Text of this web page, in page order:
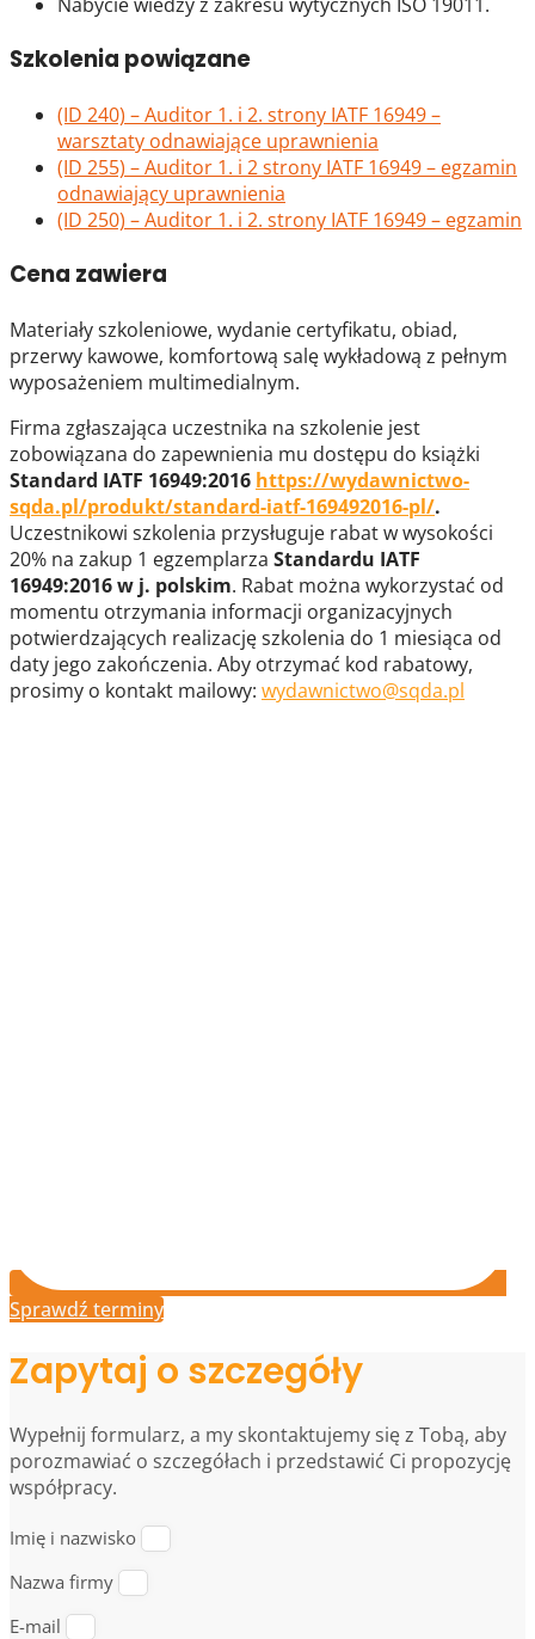
Szkolenia powiązane
(ID 240) – Auditor 1. i 2. strony IATF 16949 –
warsztaty odnawiające uprawnienia
(ID 255) – Auditor 1. i 2 strony IATF 16949 – egzamin
odnawiający uprawnienia
(ID 250) – Auditor 1. i 2. strony IATF 16949 – egzamin
Cena zawiera
Materiały szkoleniowe, wydanie certyfikatu, obiad,
przerwy kawowe, komfortową salę wykładową z pełnym
wyposażeniem multimedialnym.
Firma zgłaszająca uczestnika na szkolenie jest
zobowiązana do zapewnienia mu dostępu do książki
Standard IATF 16949:2016 https://wydawnictwo-
sqda.pl/produkt/standard-iatf-169492016-pl/.
Uczestnikowi szkolenia przysługuje rabat w wysokości
20% na zakup 1 egzemplarza Standardu IATF
16949:2016w j. polskim. Rabat można wykorzystać od
momentu otrzymania informacji organizacyjnych
potwierdzających realizację szkolenia do 1 miesiąca od
daty jego zakończenia. Aby otrzymać kod rabatowy,
prosimy o kontakt mailowy: wydawnictwo@sqda.pl
Sprawdź terminy
Zapytaj o szczegóły
Wypełnij formularz, a my skontaktujemy się z Tobą, aby
porozmawiać o szczegółach i przedstawić Ci propozycję
współpracy.
Imię i nazwisko
Nazwa firmy
E-mail